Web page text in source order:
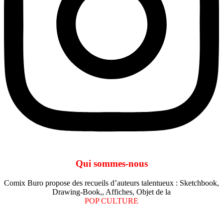
Qui sommes-nous
Comix Buro propose des recueils d’auteurs talentueux : Sketchbook,
Drawing-Book,, Affiches, Objet de la
POP CULTURE